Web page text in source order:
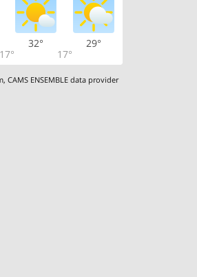
17°
32°
17°
29°
,CAMS ENSEMBLE data provider